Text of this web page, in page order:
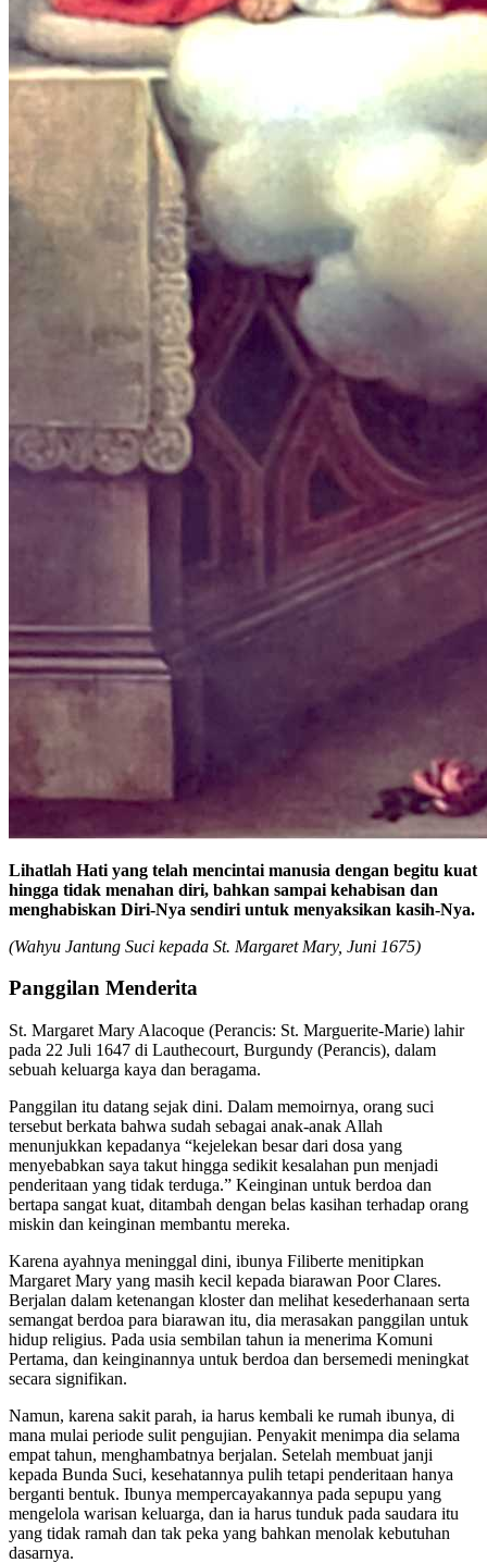
Lihatlah Hati yang telah mencintai manusia dengan begitu kuat
hingga tidak menahan diri, bahkan sampai kehabisan dan
menghabiskan Diri-Nya sendiri untuk menyaksikan kasih-Nya.
(Wahyu Jantung Suci kepada St. Margaret Mary, Juni 1675)
Panggilan Menderita
St. Margaret Mary Alacoque (Perancis: St. Marguerite-Marie) lahir
pada 22 Juli 1647 di Lauthecourt, Burgundy (Perancis), dalam
sebuah keluarga kaya dan beragama.
Panggilan itu datang sejak dini. Dalam memoirnya, orang suci
tersebut berkata bahwa sudah sebagai anak-anak Allah
menunjukkan kepadanya “kejelekan besar dari dosa yang
menyebabkan saya takut hingga sedikit kesalahan pun menjadi
penderitaan yang tidak terduga.” Keinginan untuk berdoa dan
bertapa sangat kuat, ditambah dengan belas kasihan terhadap orang
miskin dan keinginan membantu mereka.
Karena ayahnya meninggal dini, ibunya Filiberte menitipkan
Margaret Mary yang masih kecil kepada biarawan Poor Clares.
Berjalan dalam ketenangan kloster dan melihat kesederhanaan serta
semangat berdoa para biarawan itu, dia merasakan panggilan untuk
hidup religius. Pada usia sembilan tahun ia menerima Komuni
Pertama, dan keinginannya untuk berdoa dan bersemedi meningkat
secara signifikan.
Namun, karena sakit parah, ia harus kembali ke rumah ibunya, di
mana mulai periode sulit pengujian. Penyakit menimpa dia selama
empat tahun, menghambatnya berjalan. Setelah membuat janji
kepada Bunda Suci, kesehatannya pulih tetapi penderitaan hanya
berganti bentuk. Ibunya mempercayakannya pada sepupu yang
mengelola warisan keluarga, dan ia harus tunduk pada saudara itu
yang tidak ramah dan tak peka yang bahkan menolak kebutuhan
dasarnya.